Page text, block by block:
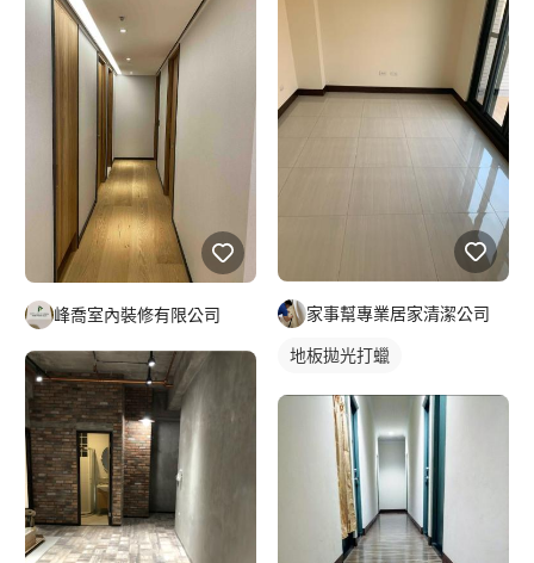
峰喬室內裝修有限公司 家事幫專業居家清潔公司
地板拋光打蠟